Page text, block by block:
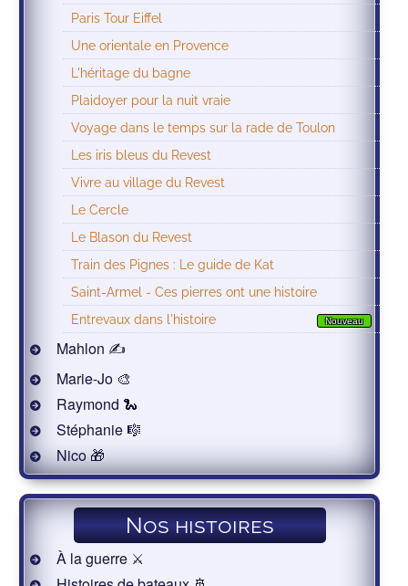
Paris Tour Eiffel
Une orientale en Provence
L'héritage du bagne
Plaidoyer pour la nuit vraie
Voyage dans le temps sur la rade de Toulon
Les iris bleus du Revest
Vivre au village du Revest
Le Cercle
Le Blason du Revest
Train des Pignes : Le guide de Kat
Saint-Armel - Ces pierres ont une histoire
Nouveau
Entrevaux dans l'histoire
Mahlon ✍
Marie-Jo 🎨
Raymond 🐍
Stéphanie 🎼
Nico 🎁
Nos histoires
À la guerre ⚔️